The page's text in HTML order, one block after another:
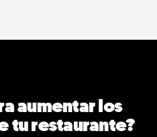
aumentar los
tu restaurante?